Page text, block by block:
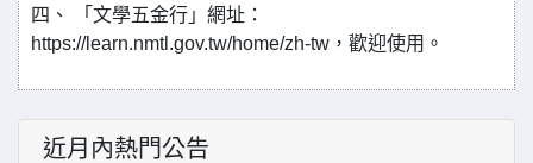
四、 「文學五金行」網址：
https://learn.nmtl.gov.tw/home/zh-tw，歡迎使用。
近月內熱門公告